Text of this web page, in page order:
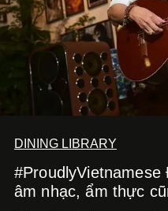
DINING LIBRARY
âm nhạc, ẩm thực